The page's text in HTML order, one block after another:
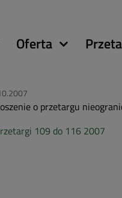
Oferta
o przetargu
109 do 116 2007